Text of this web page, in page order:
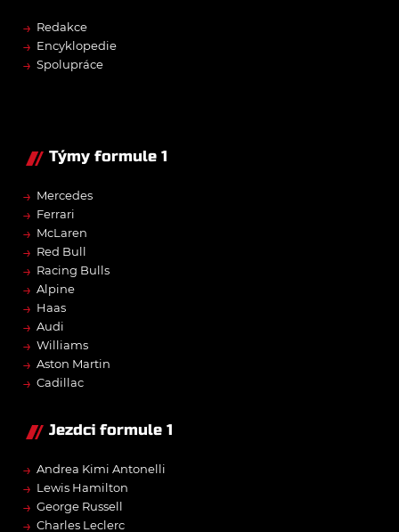
→ Redakce
→ Encyklopedie
→ Spolupráce
Týmy formule 1
→ Mercedes
→ Ferrari
→ McLaren
→ Red Bull
→ Racing Bulls
→ Alpine
→ Haas
→ Audi
→ Williams
→ Aston Martin
→ Cadillac
Jezdci formule 1
→ Andrea Kimi Antonelli
→ Lewis Hamilton
→ George Russell
→ Charles Leclerc